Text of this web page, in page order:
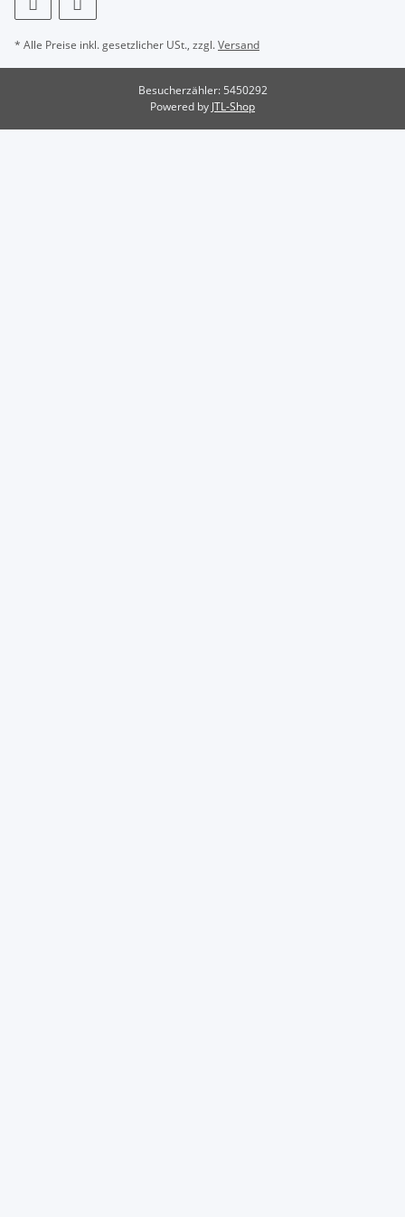
* Alle Preise inkl. gesetzlicher USt., zzgl.Versand
Besucherzähler: 5450292
Powered by JTL-Shop